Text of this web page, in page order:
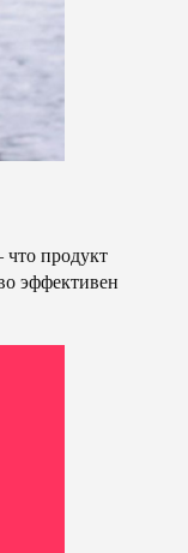
продукт
эффективен